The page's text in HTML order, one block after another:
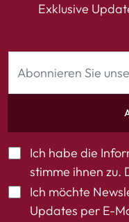
Exklusive
Ich habe die
stimme ihnen zu.
Ich möchte
Updates per E-